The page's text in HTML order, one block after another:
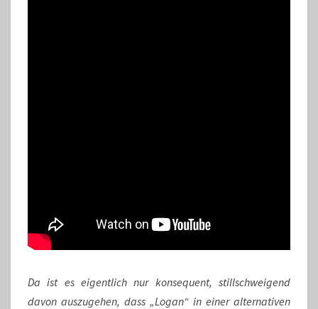
Da ist es eigentlich nur konsequent, stillschweigend
davon auszugehen, dass „Logan“ in einer alternativen